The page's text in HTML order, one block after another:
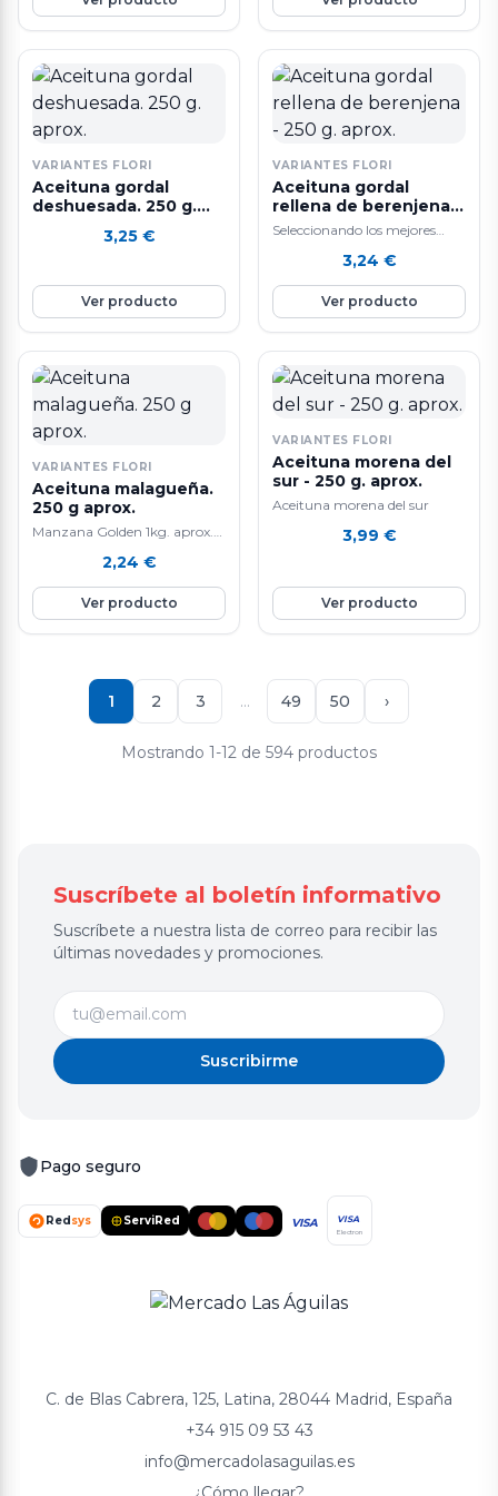
VARIANTES FLORI
Aceituna gordal
deshuesada. 250 g.
3,25 €
Ver producto
VARIANTES FLORI
Aceituna gordal
rellena de berenjena -
250 g. aprox.
Seleccionando los mejores
sistema de elaboración diaria
que hacen que nuestras…
3,24 €
Ver producto
VARIANTES FLORI
Aceituna malagueña.
250 g aprox.
Manzana Golden 1kg. aprox.
fruta nutritiva e hidratante ya
que está compuesta por agua
en un 85%, aporta vitamina E
y C, rica en fibra y en potasio.
intestinal. Ayuda a controlar
el colesterol.
2,24 €
Ver producto
VARIANTES FLORI
Aceituna morena del
sur - 250 g. aprox.
Aceituna morena del sur
3,99 €
Ver producto
1 2 3 … 49 50 ›
Mostrando 1-12 de 594 productos
Suscríbete al boletín informativo
Suscríbete a nuestra lista de correo para recibir las
últimas novedades y promociones.
Suscribirme
Pago seguro
Redsys ServiRed VISA VISA
Electron
C. de Blas Cabrera, 125, Latina, 28044 Madrid, España
+34 915 09 53 43
info@mercadolasaguilas.es